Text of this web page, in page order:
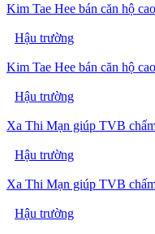
Kim Tae Hee bán căn hộ
Hậu trường
Kim Tae Hee bán căn hộ
Hậu trường
Xa Thi Mạn giúp TVB
Hậu trường
Xa Thi Mạn giúp TVB
Hậu trường